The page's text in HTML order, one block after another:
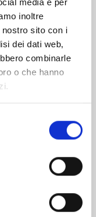
media e per
inoltre
sito con i
dei dati web,
combinarle
o che hanno